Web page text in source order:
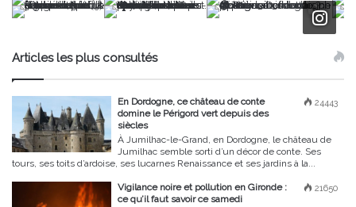
Articles les plus consultés
24443
En Dordogne, ce château de conte
domine le Périgord vert depuis des
siècles
À Jumilhac-le-Grand, en Dordogne, le château de
Jumilhac semble sorti d’un décor de conte. Ses
tours, ses toits d’ardoise, ses lucarnes Renaissance et ses jardins à la...
21650
Vigilance noire et pollution en Gironde :
ce qu’il faut savoir ce samedi